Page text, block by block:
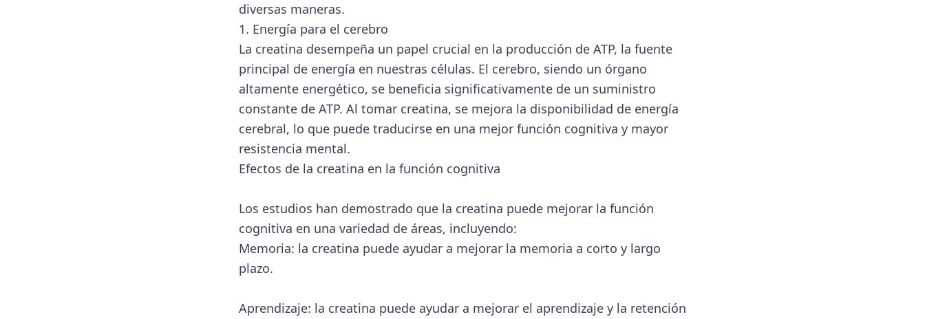
diversas maneras.
1. Energía para el cerebro
La creatina desempeña un papel crucial en la producción de ATP, la fuente
principal de energía en nuestras células. El cerebro, siendo un órgano
altamente energético, se beneficia significativamente de un suministro
constante de ATP. Al tomar creatina, se mejora la disponibilidad de energía
cerebral, lo que puede traducirse en una mejor función cognitiva y mayor
resistencia mental.
Efectos de la creatina en la función cognitiva
Los estudios han demostrado que la creatina puede mejorar la función
cognitiva en una variedad de áreas, incluyendo:
Memoria: la creatina puede ayudar a mejorar la memoria a corto y largo
plazo.
Aprendizaje: la creatina puede ayudar a mejorar el aprendizaje y la retención